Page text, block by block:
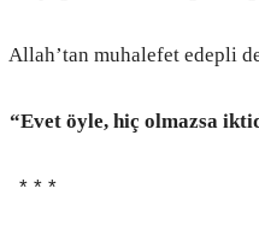
Allah’tan muhalefet edepli
“Evet öyle, hiç olmazsa
* * *